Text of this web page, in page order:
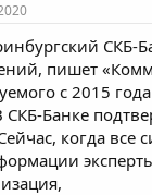
пишет
с 2015
СКБ-Банке
когда